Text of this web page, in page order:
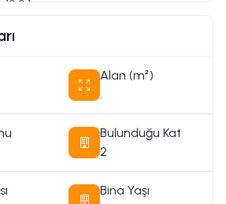
iletişime geçiniz
Alan (m²)
.
Bulunduğu Kat
2
Bina Yaşı